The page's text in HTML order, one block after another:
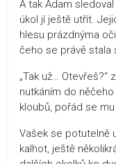
A tak Adam
úkol jí ještě utřít.
hlesu prázdnýma
čeho se právě stala
„Tak už… Otevřeš?“
nutkáním do
kloubů, pořád se
Vašek se potutelně
kalhot, ještě